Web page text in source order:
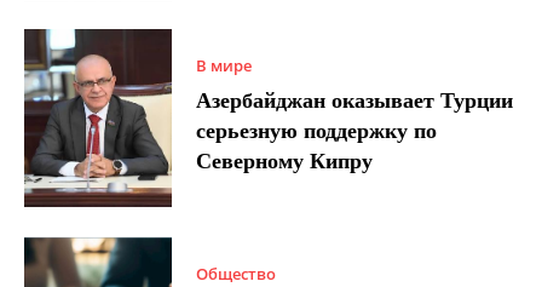
В мире
Азербайджан оказывает Турции
серьезную поддержку по
Северному Кипру
Общество